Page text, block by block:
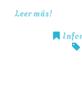
Leer más!